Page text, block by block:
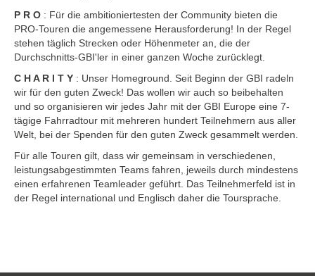
P R O : Für die ambitioniertesten der Community bieten die
PRO-Touren die angemessene Herausforderung! In der Regel
stehen täglich Strecken oder Höhenmeter an, die der
Durchschnitts-GBI'ler in einer ganzen Woche zurücklegt.
C H A R I T Y : Unser Homeground. Seit Beginn der GBI radeln
wir für den guten Zweck! Das wollen wir auch so beibehalten
und so organisieren wir jedes Jahr mit der GBI Europe eine 7-
tägige Fahrradtour mit mehreren hundert Teilnehmern aus aller
Welt, bei der Spenden für den guten Zweck gesammelt werden.
Für alle Touren gilt, dass wir gemeinsam in verschiedenen,
leistungsabgestimmten Teams fahren, jeweils durch mindestens
einen erfahrenen Teamleader geführt. Das Teilnehmerfeld ist in
der Regel international und Englisch daher die Toursprache.